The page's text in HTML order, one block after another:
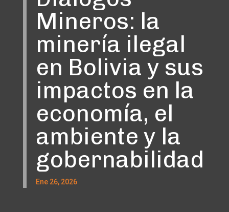
Mineros: la
minería ilegal
en Bolivia y sus
impactos en la
economía, el
ambiente y la
gobernabilidad
Ene 26, 2026